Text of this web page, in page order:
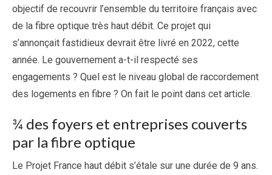
objectif de recouvrir l’ensemble du territoire français avec
de la fibre optique très haut débit. Ce projet qui
s’annonçait fastidieux devrait être livré en 2022, cette
année. Le gouvernement a-t-il respecté ses
engagements ? Quel est le niveau global de raccordement
des logements en fibre ? On fait le point dans cet article.
¾ des foyers et entreprises couverts
par la fibre optique
Le Projet France haut débit s’étale sur une durée de 9 ans.